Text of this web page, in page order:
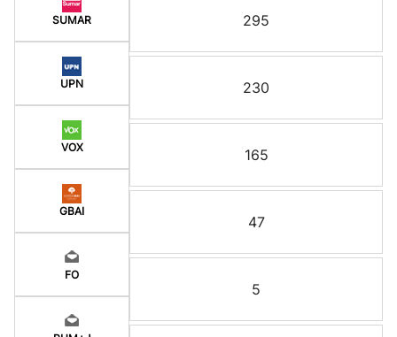
SUMAR
UPN
VOX
GBAI
FO
295
230
165
47
5